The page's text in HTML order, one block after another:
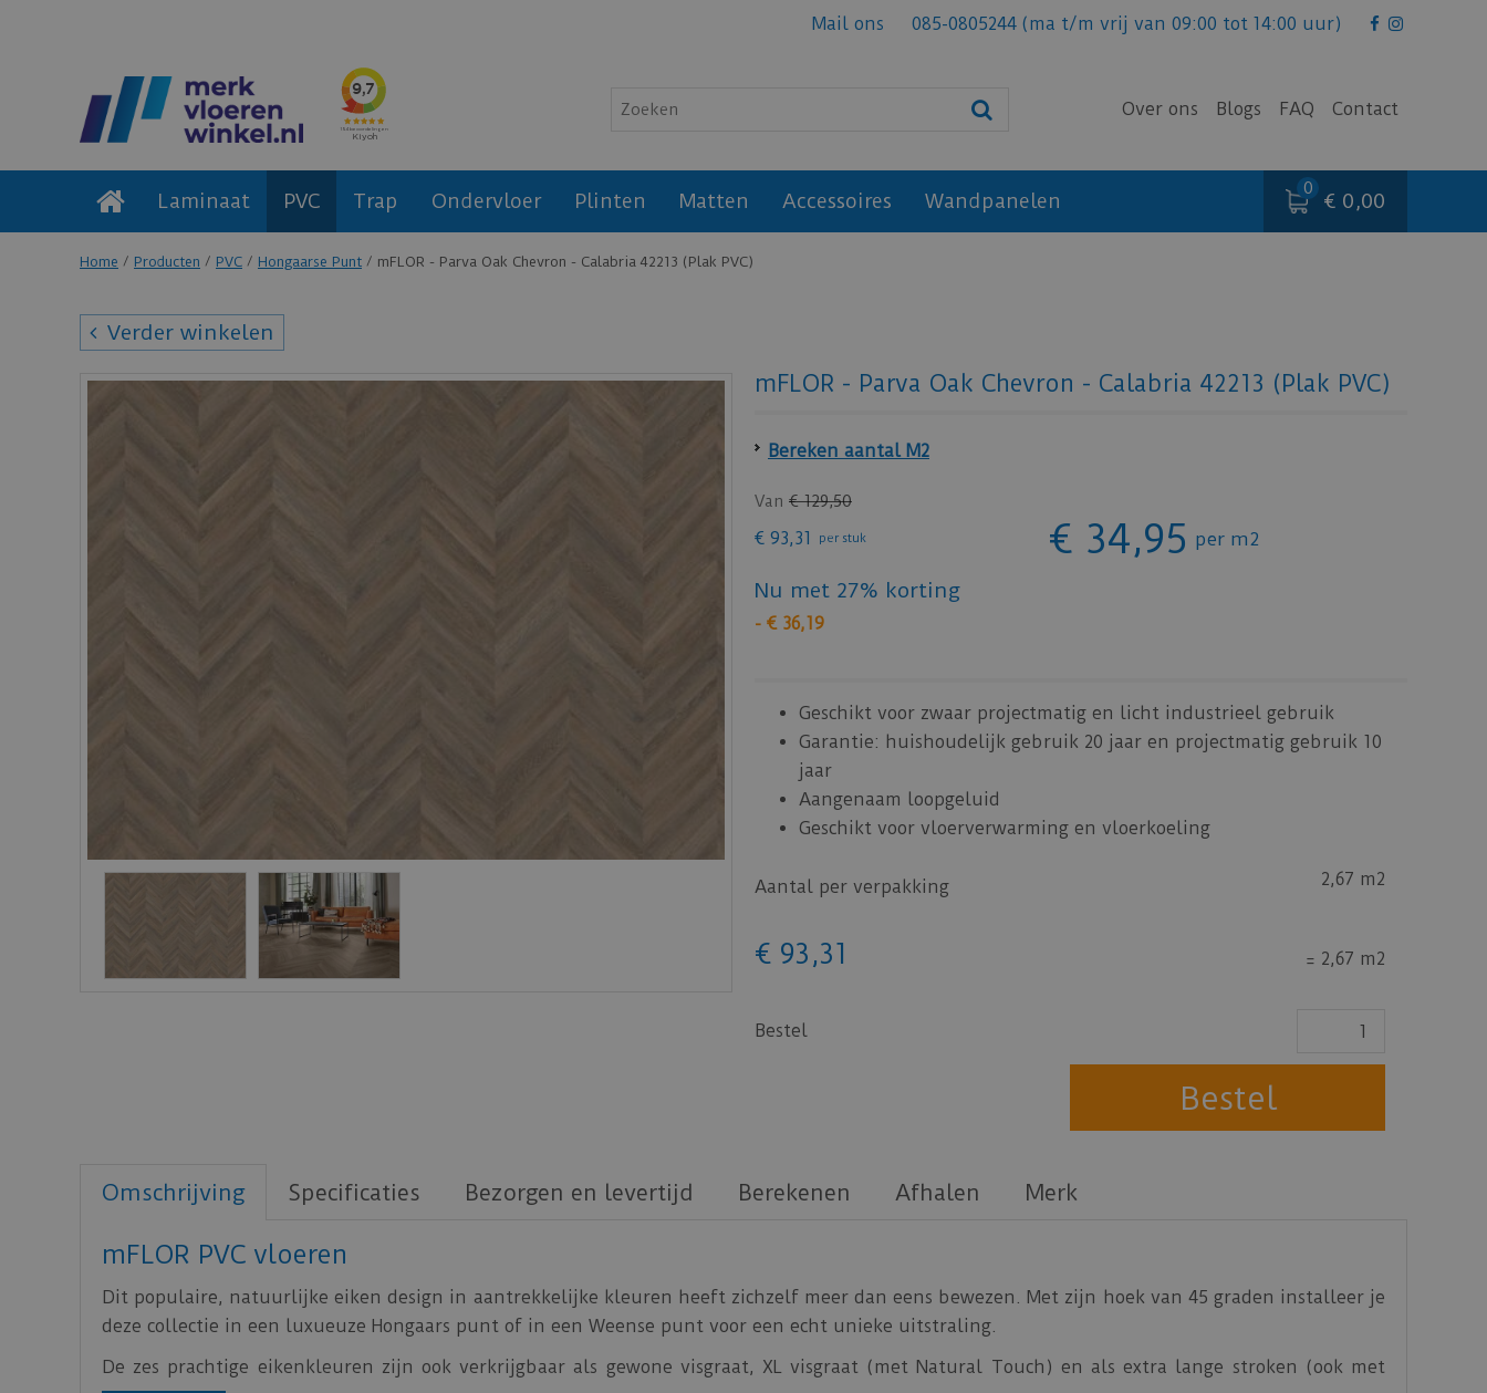
Home Producten PVC Hongaarse Punt mFLOR - Parva Oak Chevron - Calabria 42213 (Plak PVC)
Mail ons 085-0805244 (ma t/m vrij van 09:00 tot 14:00 uur)
Over ons Blogs FAQ Contact
Laminaat PVC Trap Ondervloer Plinten Matten Accessoires Wandpanelen € 0,00
Verder winkelen
mFLOR - Parva Oak Chevron - Calabria 42213 (Plak PVC)
Bereken aantal M2
Van € 129,50
€ 93,31 per stuk € 34,95 per m2
Nu met 27% korting
- € 36,19
Geschikt voor zwaar projectmatig en licht industrieel gebruik
Garantie: huishoudelijk gebruik 20 jaar en projectmatig gebruik 10
jaar
Aangenaam loopgeluid
Geschikt voor vloerverwarming en vloerkoeling
Aantal per verpakking 2,67 m2
€ 93 ,31 = 2,67 m2
Bestel
Omschrijving Specificaties Bezorgen en levertijd Berekenen Afhalen Merk
mFLOR PVC vloeren
Dit populaire, natuurlijke eiken design in aantrekkelijke kleuren heeft zichzelf meer dan eens bewezen. Met zijn hoek van 45 graden installeer je
deze collectie in een luxueuze Hongaars punt of in een Weense punt voor een echt unieke uitstraling.
De zes prachtige eikenkleuren zijn ook verkrijgbaar als gewone visgraat, XL visgraat (met Natural Touch) en als extra lange stroken (ook met